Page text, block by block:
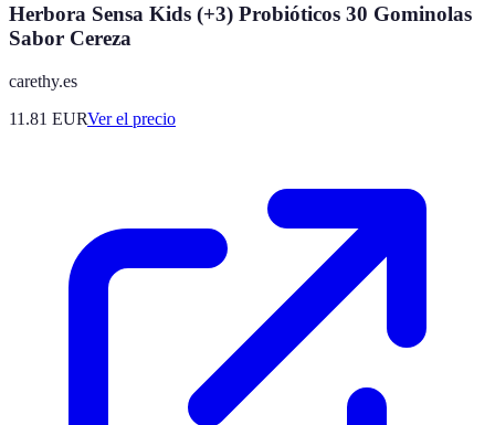
Herbora Sensa Kids (+3) Probióticos 30 Gominolas
Sabor Cereza
carethy.es
11.81 EURVer el precio